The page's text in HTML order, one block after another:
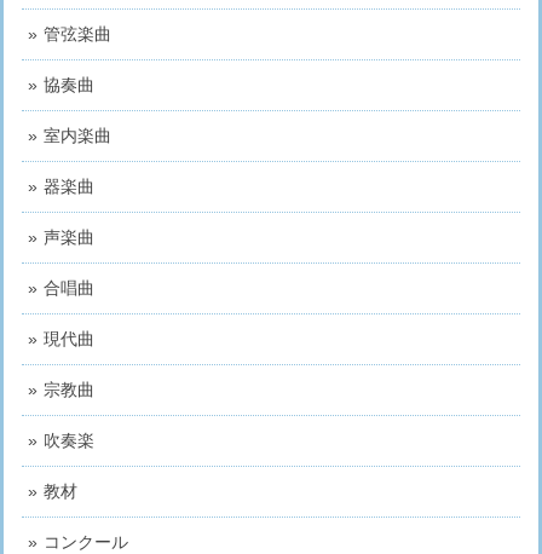
管弦楽曲
協奏曲
室内楽曲
器楽曲
声楽曲
合唱曲
現代曲
宗教曲
吹奏楽
教材
コンクール